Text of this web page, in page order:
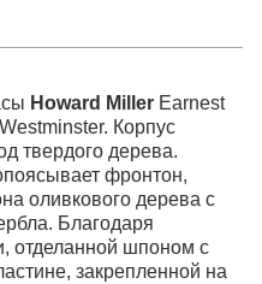
Howard Miller Earnest
Корпус
твердого дерева.
фронтон,
оливкового дерева с
Благодаря
отделанной шпоном с
закрепленной на